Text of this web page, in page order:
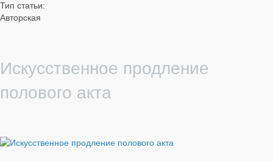
Тип статьи:
Авторская
Искусственное продление
полового акта